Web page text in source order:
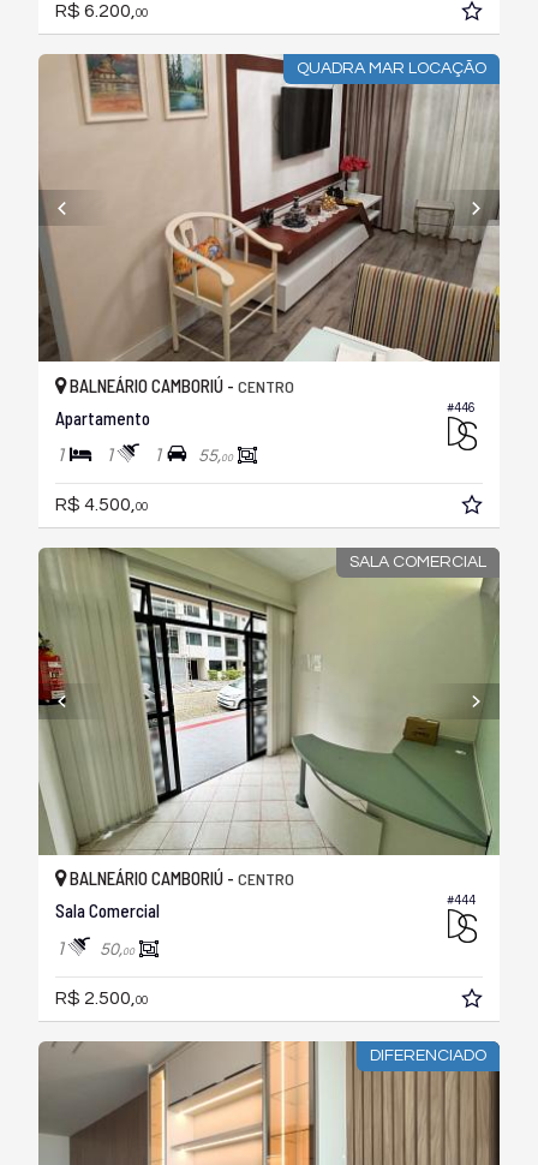
R$ 6.200,00
QUADRA MAR LOCAÇÃO
#446
BALNEÁRIO CAMBORIÚ - CENTRO
Apartamento
1 1 1 55,00
R$ 4.500, 00
SALA COMERCIAL
#444
BALNEÁRIO CAMBORIÚ - CENTRO
Sala Comercial
1 50,00
R$ 2.500, 00
DIFERENCIADO